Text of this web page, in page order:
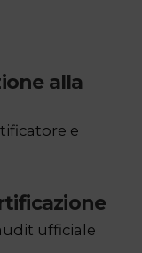
alla
e
ufficiale